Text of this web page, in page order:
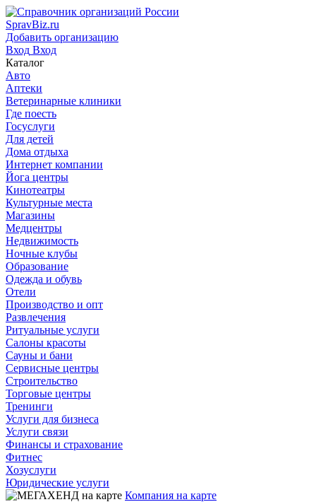
SpravBiz.ru
Добавить организацию
Вход Вход
Каталог
Авто
Аптеки
Ветеринарные клиники
Где поесть
Госуслуги
Для детей
Дома отдыха
Интернет компании
Йога центры
Кинотеатры
Культурные места
Магазины
Медцентры
Недвижимость
Ночные клубы
Образование
Одежда и обувь
Отели
Производство и опт
Развлечения
Ритуальные услуги
Салоны красоты
Сауны и бани
Сервисные центры
Строительство
Торговые центры
Тренинги
Услуги для бизнеса
Услуги связи
Финансы и страхование
Фитнес
Хозуслуги
Юридические услуги
Компания на карте